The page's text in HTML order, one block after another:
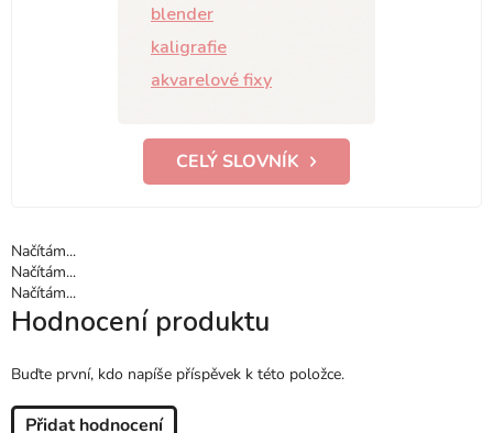
blender
kaligrafie
akvarelové fixy
CELÝ SLOVNÍK
Načítám...
Načítám...
Načítám...
Hodnocení produktu
Buďte první, kdo napíše příspěvek k této položce.
Přidat hodnocení